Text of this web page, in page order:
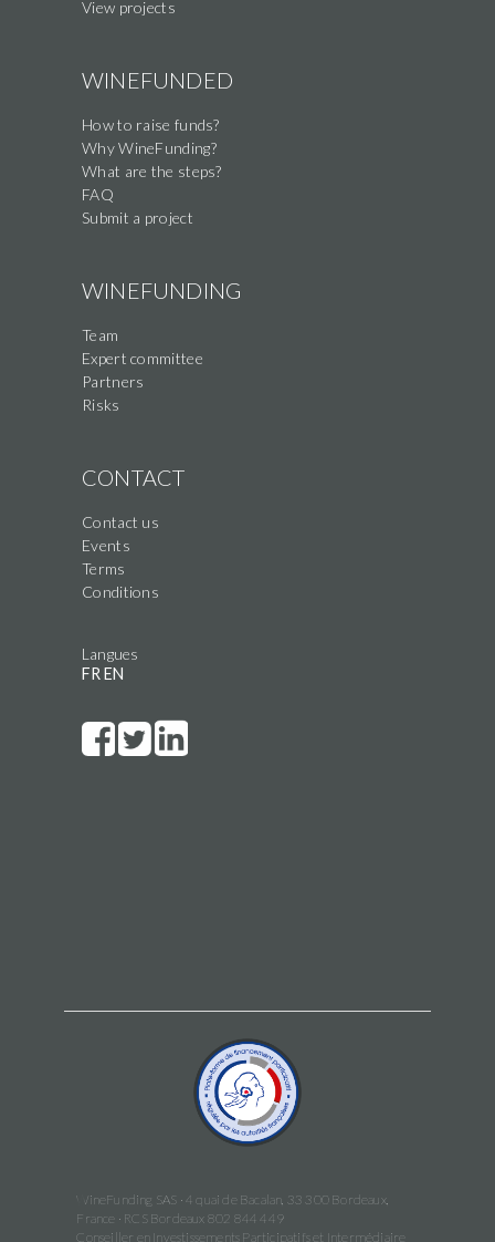
View projects
WINEFUNDED
How to raise funds?
Why WineFunding?
What are the steps?
FAQ
Submit a project
WINEFUNDING
Team
Expert committee
Partners
Risks
CONTACT
Contact us
Events
Terms
Conditions
Langues
FR EN
WineFunding SAS · 4 quai de Bacalan, 33 300 Bordeaux,
France · RCS Bordeaux 802 844 449
Conseiller en Investissements Participatifs et Intermédiaire